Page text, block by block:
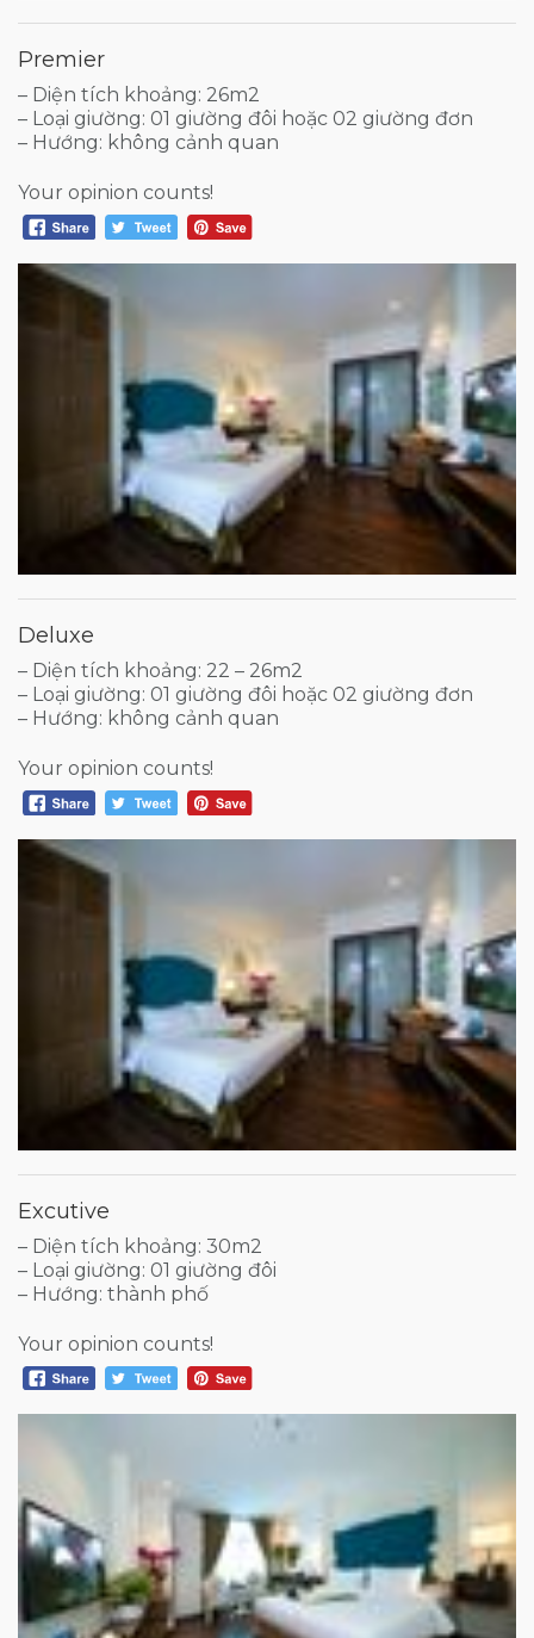
Premier
– Diện tích khoảng: 26m2
– Loại giường: 01 giường đôi hoặc 02 giường đơn
– Hướng: không cảnh quan
Your opinion counts!
Deluxe
– Diện tích khoảng: 22 – 26m2
– Loại giường: 01 giường đôi hoặc 02 giường đơn
– Hướng: không cảnh quan
Your opinion counts!
Excutive
– Diện tích khoảng: 30m2
– Loại giường: 01 giường đôi
– Hướng: thành phố
Your opinion counts!